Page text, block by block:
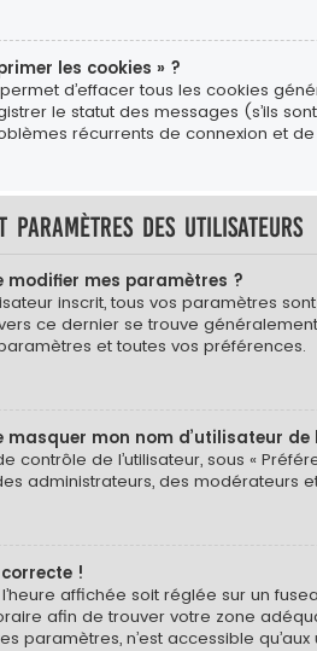
les cookies » ?
d’effacer tous les cookies
le statut des messages (s’ils
récurrents de connexion et
paramètres des utilisateurs
modifier mes paramètres ?
inscrit, tous vos paramètres
vers ce dernier se trouve
et toutes vos préférences.
masquer mon nom d’utilisateur
contrôle de l’utilisateur, sous «
administrateurs, des modérateurs
correcte !
affichée soit réglée sur un
afin de trouver votre zone
paramètres, n’est accessible